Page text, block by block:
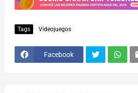
Tags Videojuegos
Facebook